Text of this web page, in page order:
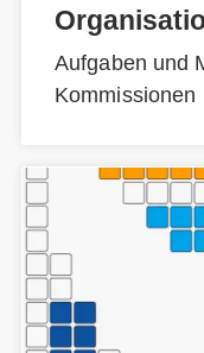
Aufgaben und
Kommissionen